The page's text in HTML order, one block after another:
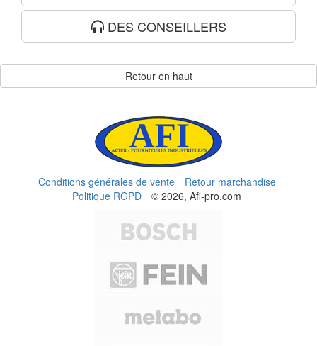
DES CONSEILLERS
Retour en haut
Conditions générales de vente
Retour marchandise
Politique RGPD
© 2026, Afi-pro.com